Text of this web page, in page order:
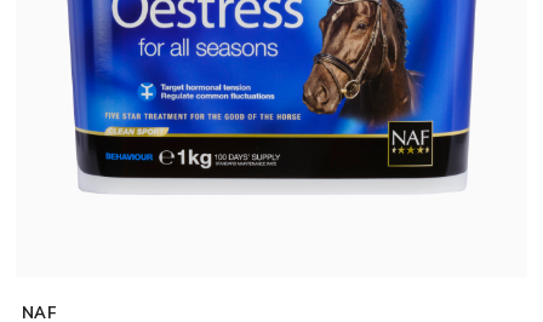
NAF